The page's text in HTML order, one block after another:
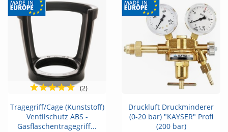
Tragegriff/Cage (Kunststoff)
Ventilschutz ABS -
Gasflaschentragegriff...
(2)
Druckluft Druckminderer
(0-20 bar) "KAYSER" Profi
(200 bar)